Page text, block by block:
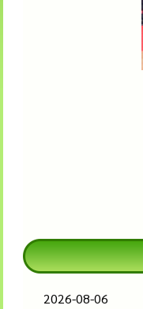
2026-08-06